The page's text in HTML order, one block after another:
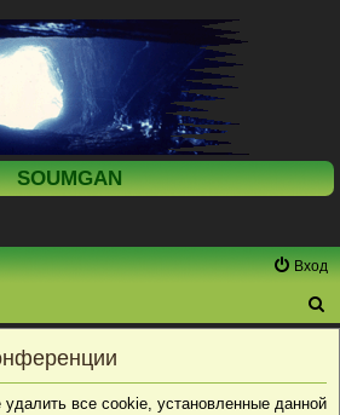
SOUMGAN
Вход
все cookie, установленные данной